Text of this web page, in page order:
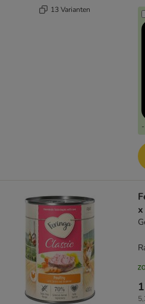
13 Varianten